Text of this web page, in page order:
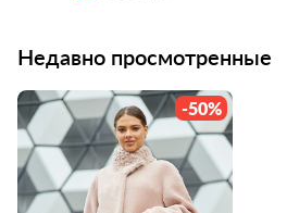
Недавно просмотренные
-50%